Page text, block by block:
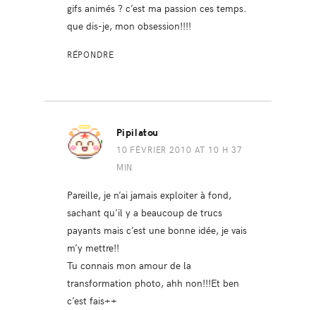
gifs animés ? c’est ma passion ces temps.
que dis-je, mon obsession!!!!
RÉPONDRE
Pipilatou
10 FÉVRIER 2010 AT 10 H 37
MIN
Pareille, je n’ai jamais exploiter à fond,
sachant qu’il y a beaucoup de trucs
payants mais c’est une bonne idée, je vais
m’y mettre!!
Tu connais mon amour de la
transformation photo, ahh non!!!Et ben
c’est fais++